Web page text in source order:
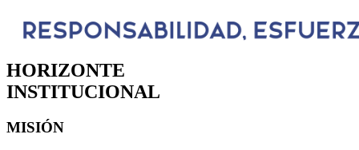
HORIZONTE
INSTITUCIONAL
MISIÓN